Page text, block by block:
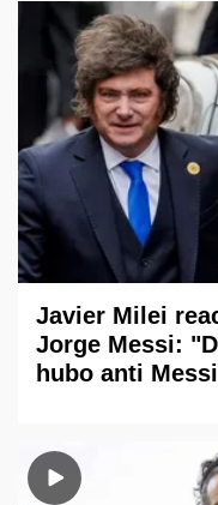
Javier Milei
Jorge Messi:
hubo anti